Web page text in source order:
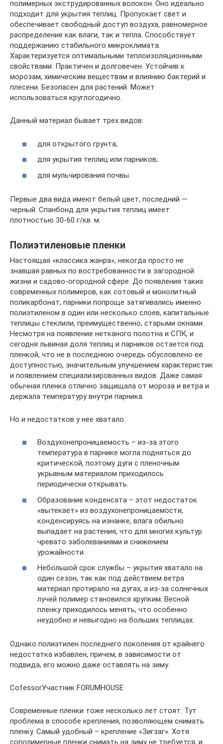
полимерных экструдированных волокон. Оно идеально
подходит для укрытия теплиц. Пропускает свет и
обеспечивает свободный доступ воздуха, равномерное
распределение как влаги, так и тепла. Способствует
поддержанию стабильного микроклимата.
Характеризуется оптимальными теплоизоляционными
свойствами. Практичен и долговечен. Устойчив к
морозам, химическим веществам и влиянию бактерий и
плесени. Безопасен для растений. Может
использоваться круглогодично.
Данный материал бывает трех видов:
для открытого грунта;
для укрытия теплиц или парников;
для мульчирования почвы.
Первые два вида имеют белый цвет, последний —
черный. Спанбонд для укрытия теплиц имеет
плотностью 30-60 г/кв. м.
Полиэтиленовые пленки
Настоящая «классика жанра», некогда просто не
знавшая равных по востребованности в загородной
жизни и садово-огородной сфере. До появления таких
современных полимеров, как сотовый и монолитный
поликарбонат, парники попроще затягивались именно
полиэтиленом в один или несколько слоев, капитальные
теплицы стеклили, преимущественно, старыми окнами.
Несмотря на появление нетканого полотна и СПК, и
сегодня львиная доля теплиц и парников остается под
пленкой, что не в последнюю очередь обусловлено ее
доступностью, значительным улучшением характеристик
и появлением специализированных видов. Даже самая
обычная пленка отлично защищала от мороза и ветра и
держала температуру внутри парника.
Но и недостатков у нее хватало.
Воздухонепроницаемость – из-за этого
температура в парнике могла подняться до
критической, поэтому дуги с пленочным
укрывным материалом приходилось
периодически открывать.
Образование конденсата – этот недостаток
«вытекает» из воздухонепроницаемости,
конденсируясь на изнанке, влага обильно
выпадает на растения, что для многих культур
чревато заболеваниями и снижением
урожайности.
Небольшой срок службы – укрытия хватало на
один сезон, так как под действием ветра
материал протирало на дугах, а из-за солнечных
лучей полимер становился хрупким. Весной
пленку приходилось менять, что особенно
неудобно и невыгодно на больших теплицах.
Однако полиэтилен последнего поколения от крайнего
недостатка избавлен, причем, в зависимости от
подвида, его можно даже оставлять на зиму.
CofessorУчастник FORUMHOUSE
Современные пленки тоже несколько лет стоят. Тут
проблема в способе крепления, позволяющем снимать
пленку. Самый удобный – крепление «Зигзаг». Хотя
сополимерные пленки снимать на зиму не требуется, и